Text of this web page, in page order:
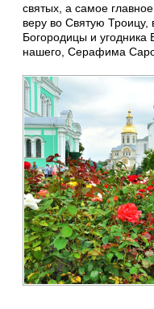
святых, а самое
веру во Святую Троицу,
Богородицы и
нашего, Серафима